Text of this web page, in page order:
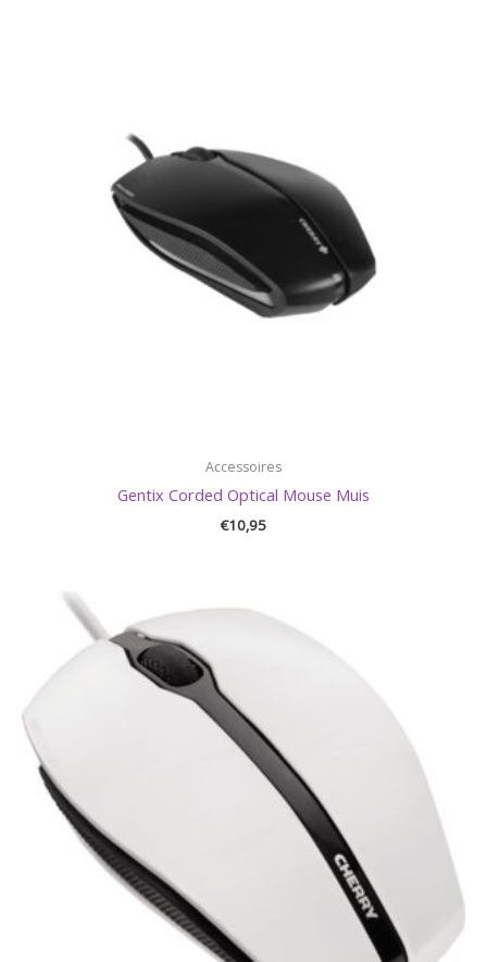
Accessoires
Gentix Corded Optical Mouse Muis
€10,95